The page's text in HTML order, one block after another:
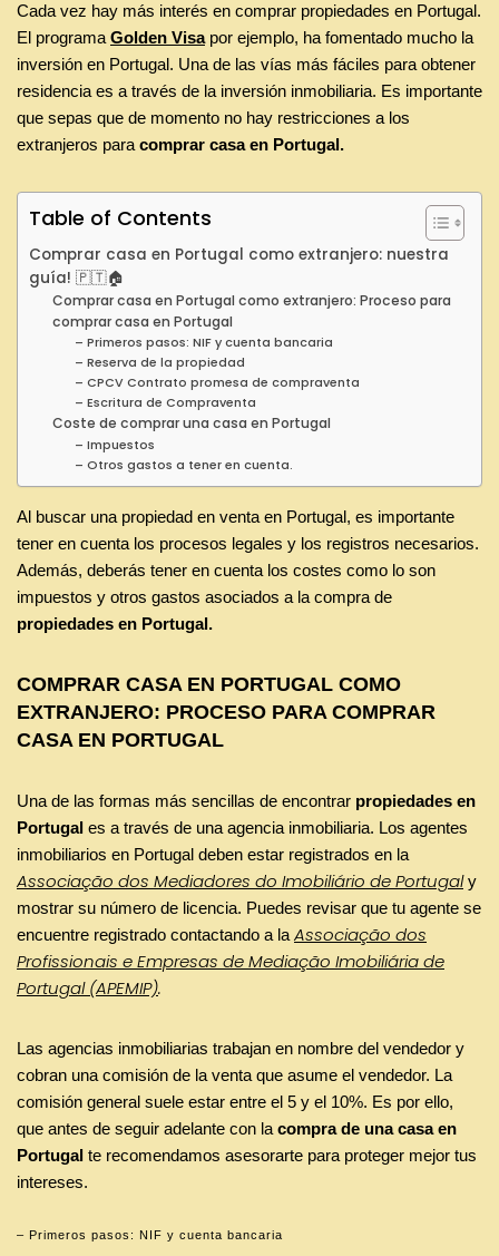
Cada vez hay más interés en comprar propiedades en Portugal.
El programa Golden Visapor ejemplo, ha fomentado mucho la
inversión en Portugal. Una de las vías más fáciles para obtener
residencia es a través de la inversión inmobiliaria. Es importante
que sepas que de momento no hay restricciones a los
extranjeros para comprar casa en Portugal.
Table of Contents
Comprar casa en Portugal como extranjero: nuestra
guía! 🇵🇹🏠
Comprar casa en Portugal como extranjero: Proceso para
comprar casa en Portugal
– Primeros pasos: NIF y cuenta bancaria
– Reserva de la propiedad
– CPCV Contrato promesa de compraventa
– Escritura de Compraventa
Coste de comprar una casa en Portugal
– Impuestos
– Otros gastos a tener en cuenta.
Al buscar una propiedad en venta en Portugal, es importante
tener en cuenta los procesos legales y los registros necesarios.
Además, deberás tener en cuenta los costes como lo son
impuestos y otros gastos asociados a la compra de
propiedades en Portugal.
COMPRAR CASA EN PORTUGAL COMO
EXTRANJERO: PROCESO PARA COMPRAR
CASA EN PORTUGAL
Una de las formas más sencillas de encontrar propiedades en
Portugal es a través de una agencia inmobiliaria. Los agentes
inmobiliarios en Portugal deben estar registrados en la
Associação dos Mediadores do Imobiliário de Portugaly
mostrar su número de licencia. Puedes revisar que tu agente se
encuentre registrado contactando a la Associação dos
Profissionais e Empresas de Mediação Imobiliária de
Portugal (APEMIP).
Las agencias inmobiliarias trabajan en nombre del vendedor y
cobran una comisión de la venta que asume el vendedor. La
comisión general suele estar entre el 5 y el 10%. Es por ello,
que antes de seguir adelante con la compra de una casa en
Portugal te recomendamos asesorarte para proteger mejor tus
intereses.
– Primeros pasos: NIF y cuenta bancaria